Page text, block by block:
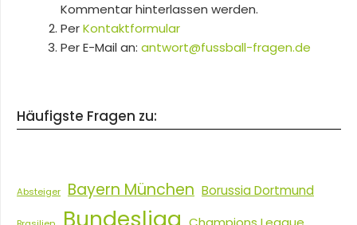
Kommentar hinterlassen werden.
PerKontaktformular
Per E-Mail an: antwort@fussball-fragen.de
Häufigste Fragen zu:
Absteiger Bayern München Borussia Dortmund
Bundesliga